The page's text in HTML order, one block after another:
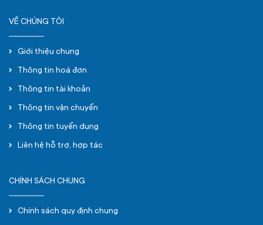
VỀ CHÚNG TÔI
Giới thiệu chung
Thông tin hoá đơn
Thông tin tài khoản
Thông tin vận chuyển
Thông tin tuyển dụng
Liên hệ hỗ trợ, hợp tác
CHÍNH SÁCH CHUNG
Chính sách quy định chung